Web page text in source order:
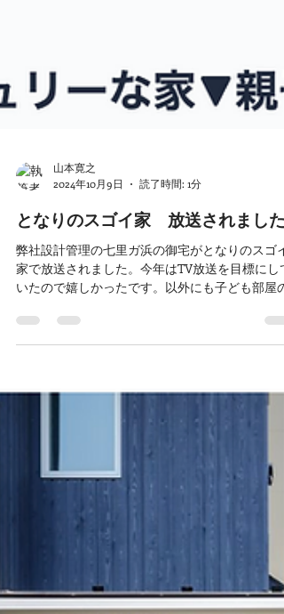
山本寛之
2024年10月9日
読了時間: 1分
アイデアの反響は大きかったみたいです。 信州カ
ラマツに興味をもってくれる方が増えますように